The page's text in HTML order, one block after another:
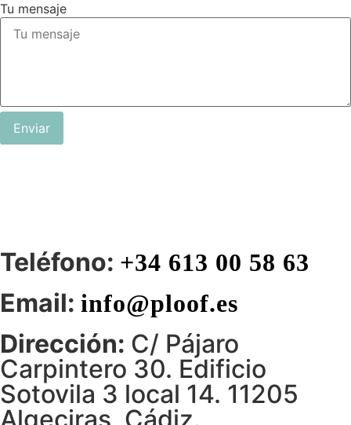
Tu mensaje
Enviar
Teléfono: +34 613 00 58 63
Email: info@ploof.es
Dirección: C/ Pájaro
Carpintero 30. Edificio
Sotovila 3 local 14. 11205